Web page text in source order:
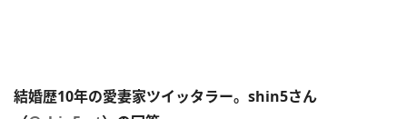
結婚歴10年の愛妻家ツイッタラー。shin5さん